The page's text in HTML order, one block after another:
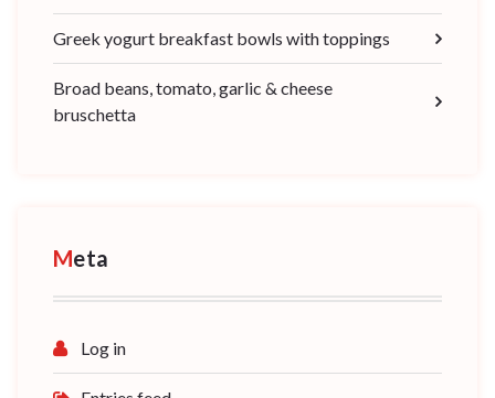
Greek yogurt breakfast bowls with toppings
Broad beans, tomato, garlic & cheese
bruschetta
Meta
Log in